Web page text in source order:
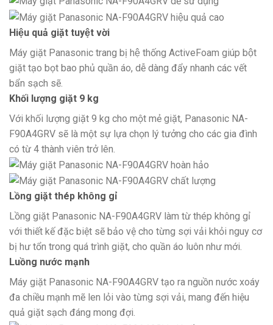
Hiệu quả giặt tuyệt vời
Máy giặt Panasonic trang bị hệ thống ActiveFoam giúp bột
giặt tạo bọt bao phủ quần áo, dễ dàng đẩy nhanh các vết
bẩn sạch sẽ.
Khối lượng giặt 9 kg
Với khối lượng giặt 9 kg cho một mẻ giặt, Panasonic NA-
F90A4GRV sẽ là một sự lựa chọn lý tưởng cho các gia đình
có từ 4 thành viên trở lên.
Lồng giặt thép không gỉ
Lồng giặt Panasonic NA-F90A4GRV làm từ thép không gỉ
với thiết kế đặc biệt sẽ bảo vệ cho từng sợi vải khỏi nguy cơ
bị hư tổn trong quá trình giặt, cho quần áo luôn như mới.
Luồng nước mạnh
Máy giặt Panasonic NA-F90A4GRV tạo ra nguồn nước xoáy
đa chiều mạnh mẽ len lỏi vào từng sợi vải, mang đến hiệu
quả giặt sạch đáng mong đợi.